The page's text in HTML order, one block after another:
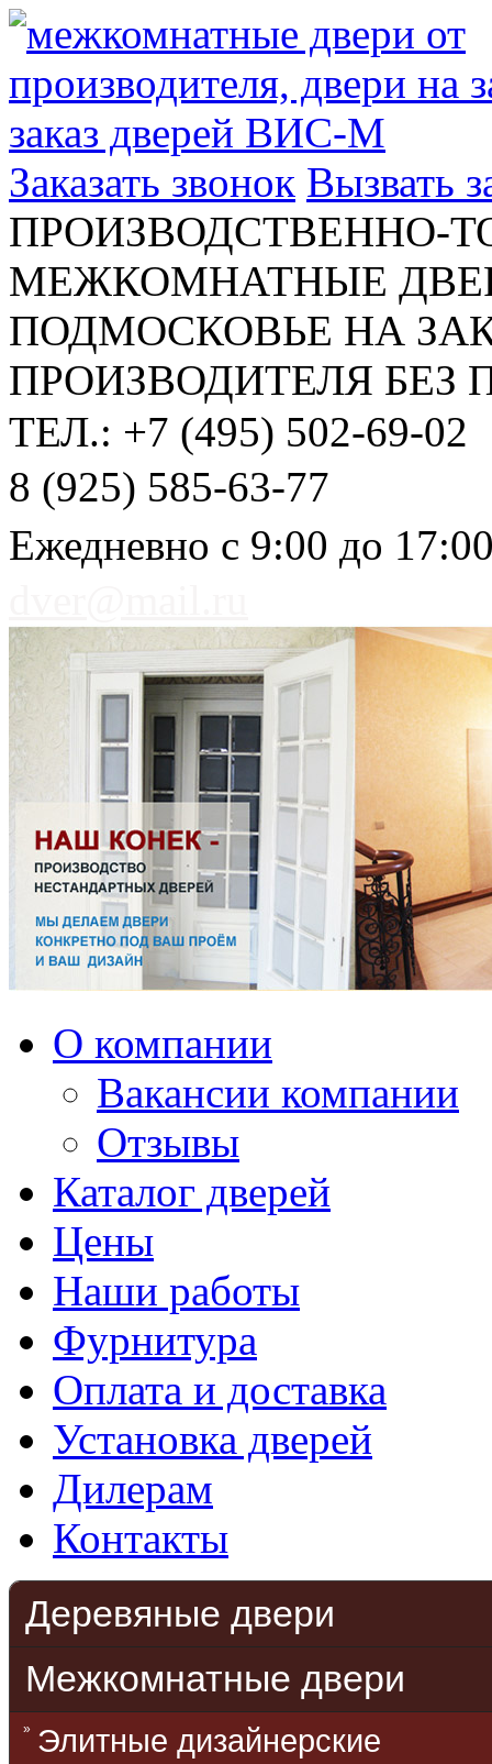
Заказать звонок Вызвать
ПРОИЗВОДСТВЕННО-
МЕЖКОМНАТНЫЕ
ПОДМОСКОВЬЕ НА
ПРОИЗВОДИТЕЛЯ БЕЗ
ТЕЛ.: +7 (495) 502-69-02
8 (925) 585-63-77
Ежедневно с 9:00 до
О компании
Вакансии компании
Отзывы
Каталог дверей
Цены
Наши работы
Фурнитура
Оплата и доставка
Установка дверей
Дилерам
Контакты
Деревяные двери
Межкомнатные двери
Элитные дизайнерские